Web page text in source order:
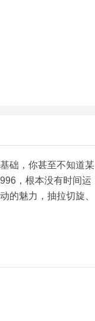
础，你甚至不知道某
，根本没有时间运
的魅力，抽拉切旋、